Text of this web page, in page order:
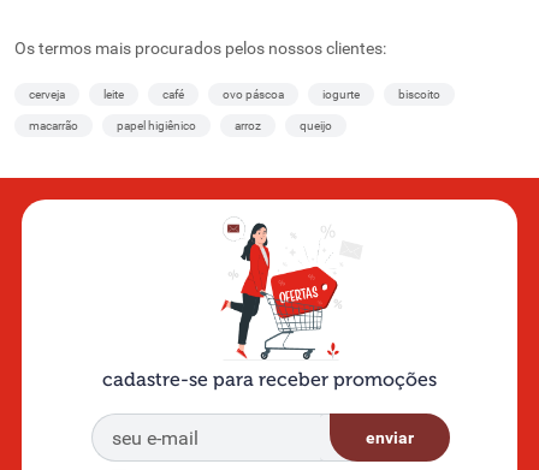
Os termos mais procurados pelos nossos clientes:
cerveja leite café ovo páscoa iogurte biscoito
macarrão papel higiênico arroz queijo
cadastre-se para receber promoções
enviar